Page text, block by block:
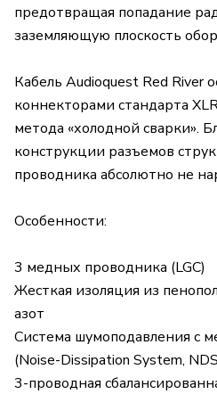
предотвращая попадание
заземляющую плоскость
Кабель Audioquest Red River
коннекторами стандарта
метода «холодной сварки».
конструкции разъемов
проводника абсолютно не
Особенности:
3 медных проводника (LGC)
Жесткая изоляция из
азот
Система шумоподавления с
(Noise-Dissipation System,
3-проводная